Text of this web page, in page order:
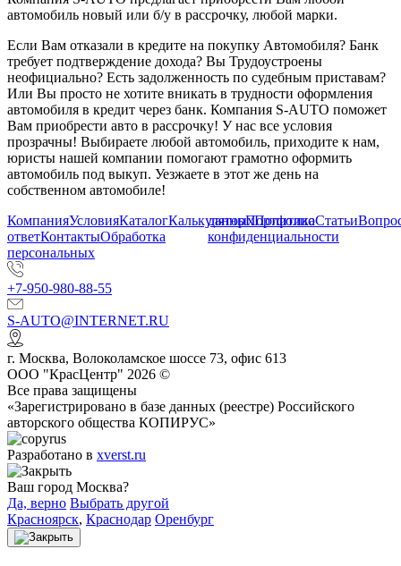
автомобиль новый или б/у в рассрочку, любой марки.
Если Вам отказали в кредите на покупку Автомобиля? Банк
требует подтверждение дохода? Вы Трудоустроены
неофициально? Есть задолженность по судебным приставам?
Или Вы просто не хотите вникать в трудности оформления
автомобиля в кредит через банк. Компания S-AUTO поможет
Вам приобрести авто в рассрочку! У нас все условия
прозрачны! Выбираете любой автомобиль, приходите к нам,
юристы нашей компании помогают грамотно оформить
автомобиль под выкуп. Уезжаете в этот же день на
собственном автомобиле!
КомпанияУсловияКаталогКалькуляторПортфолиоСтатьи
ответКонтактыОбработка
персональных
данныхПолитика
конфиденциальности
+7-950-980-88-55
S-AUTO@INTERNET.RU
г. Москва, Волоколамское шоссе 73, офис 613
ООО "КрасЦентр" 2026 ©
Все права защищены
«Зарегистрировано в базе данных (реестре) Российского
авторского общества КОПИРУС»
Разработано в xverst.ru
Ваш город Москва?
Да, верно Выбрать другой
Красноярск, Краснодар Оренбург